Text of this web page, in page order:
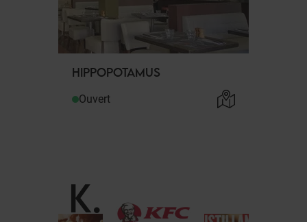
HIPPOPOTAMUS
Ouvert
K.